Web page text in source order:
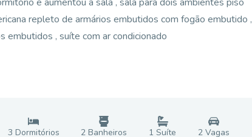
repleto de armários embutidos com fogão embutido ,
embutidos , suíte com ar condicionado
3 Dormitórios 2 Banheiros 1 Suíte 2Vagas